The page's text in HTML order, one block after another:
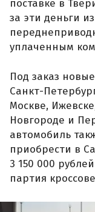
поставке в
за эти деньги
уплаченным
Под заказ
Санкт-
Москве,
Новгороде и
автомобиль
приобрести в
3 150 000
партия